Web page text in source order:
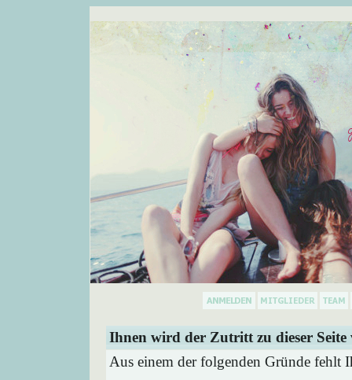
Ihnen wird der Zutritt zu dieser Seite
Aus einem der folgenden Gründe fehlt